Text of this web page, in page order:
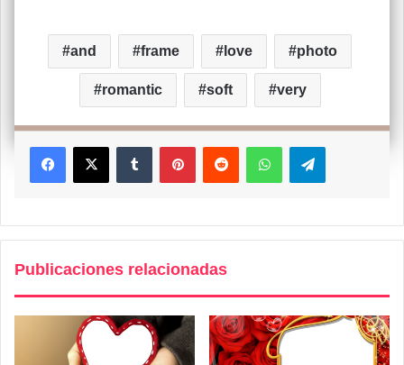
and frame love photo
romantic soft very
Facebook
X TumblrPinterestReddit WhatsAppTelegram
Publicaciones relacionadas